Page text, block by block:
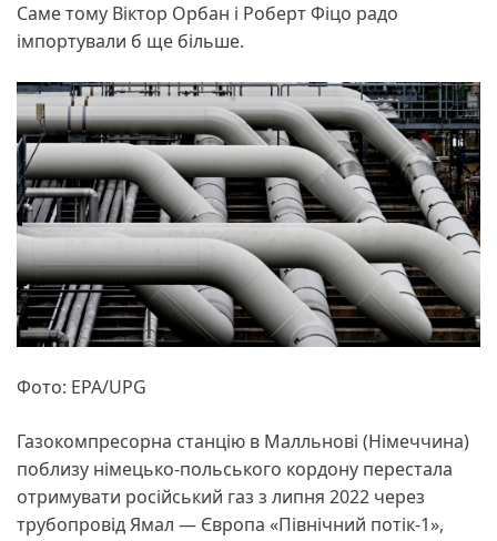
Саме тому Віктор Орбан і Роберт Фіцо радо
імпортували б ще більше.
Фото: EPA/UPG
Газокомпресорна станцію в Малльнові (Німеччина)
поблизу німецько-польського кордону перестала
отримувати російський газ з липня 2022 через
трубопровід Ямал — Європа «Північний потік-1»,